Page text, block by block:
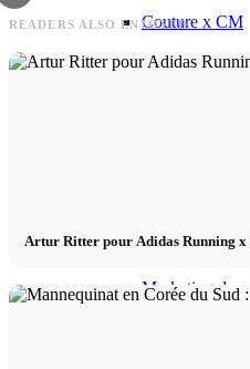
Couture x CM
Marketing de
READERS ALSO ENJOYED
Artur Ritter pour Adidas Running